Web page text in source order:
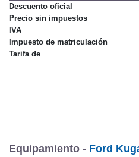
Descuento oficial
Precio sin impuestos
IVA
Impuesto de matriculación
Tarifa de
Equipamiento - Ford